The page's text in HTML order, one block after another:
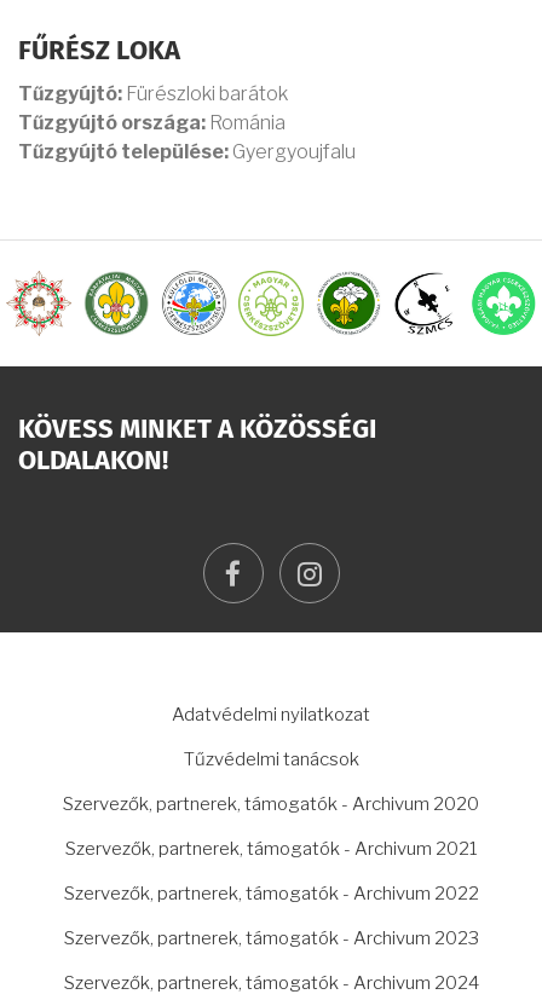
FŰRÉSZ LOKA
Tűzgyújtó: Fürészloki barátok
Tűzgyújtó országa: Románia
Tűzgyújtó települése: Gyergyoujfalu
KÖVESS MINKET A KÖZÖSSÉGI
OLDALAKON!
facebookinstagram
Adatvédelmi nyilatkozat
Tűzvédelmi tanácsok
Szervezők, partnerek, támogatók - Archivum 2020
Szervezők, partnerek, támogatók - Archivum 2021
Szervezők, partnerek, támogatók - Archivum 2022
Szervezők, partnerek, támogatók - Archivum 2023
Szervezők, partnerek, támogatók - Archivum 2024